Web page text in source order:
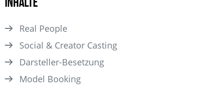
Real People
Social & Creator Casting
Darsteller­-Besetzung
Model Booking